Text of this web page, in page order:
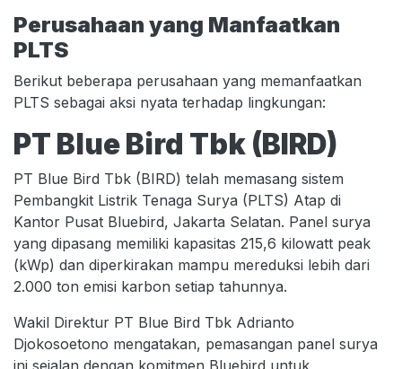
Perusahaan yang Manfaatkan
PLTS
Berikut beberapa perusahaan yang memanfaatkan
PLTS sebagai aksi nyata terhadap lingkungan:
PT Blue Bird Tbk (BIRD)
PT Blue Bird Tbk (BIRD) telah memasang sistem
Pembangkit Listrik Tenaga Surya (PLTS) Atap di
Kantor Pusat Bluebird, Jakarta Selatan. Panel surya
yang dipasang memiliki kapasitas 215,6 kilowatt peak
(kWp) dan diperkirakan mampu mereduksi lebih dari
2.000 ton emisi karbon setiap tahunnya.
Wakil Direktur PT Blue Bird Tbk Adrianto
Djokosoetono mengatakan, pemasangan panel surya
ini sejalan dengan komitmen Bluebird untuk